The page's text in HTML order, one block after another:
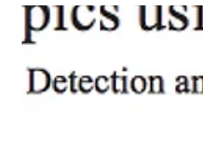
학에서만 가능하지 않을까? 정말이지 낭
다가 지치면 앉아서 쉬기도 하고, 동료